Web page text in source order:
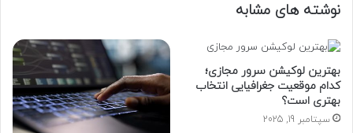
ی
خ
د
ر
ا
و
نوشته های مشابه
بهترین لوکیشن سرور مجازی؛
کدام موقعیت جغرافیایی انتخاب
بهتری است؟
سپتامبر 19, 2025